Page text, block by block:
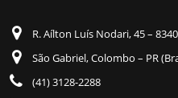
R. Aílton Luís Nodari, 45 –
São Gabriel, Colombo – PR
(41) 3128-2288